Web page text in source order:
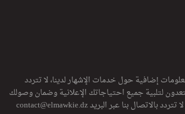
إضافية حول خدمات الإشهار لدينا، لا تتردد
لتلبية جميع احتياجاتك الإعلانية وضمان وصولك
بالاتصال بنا عبر البريدcontact@elmawkie.dz